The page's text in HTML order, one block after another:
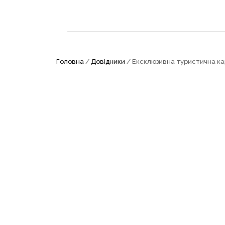
Головна / Довідники / Ексклюзивна туристична